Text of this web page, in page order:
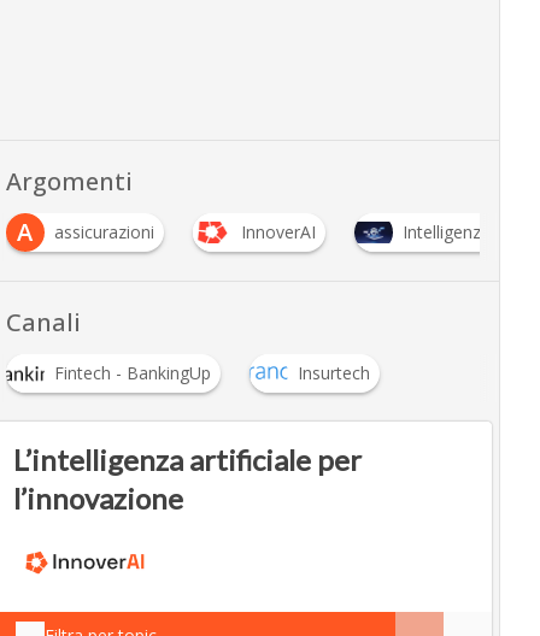
Argomenti
InnoverAI Intelligenza Artificiale
Canali
Fintech - BankingUp Insurtech
L’intelligenza artificiale per
l’innovazione